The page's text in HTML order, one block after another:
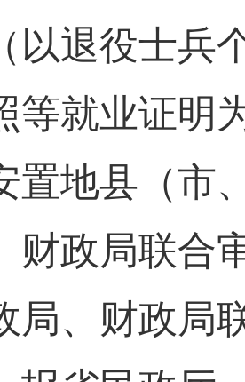
以退役士兵
等就业证明
置地县（市
财政局联合
局、财政局